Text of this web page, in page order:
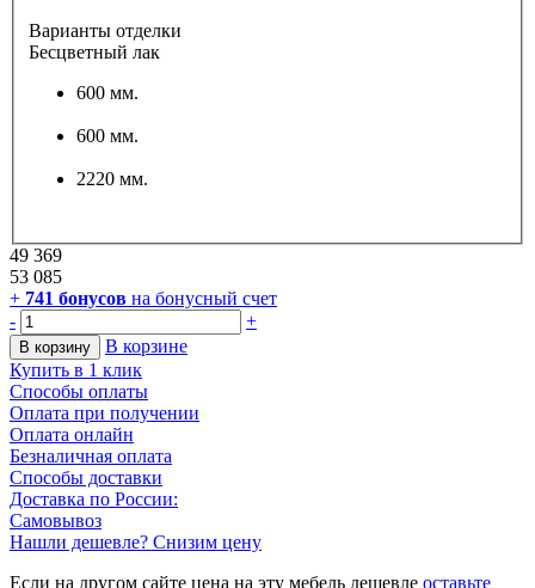
Варианты отделки
Бесцветный лак
600 мм.
600 мм.
2220 мм.
49 369
53 085
+ 741 бонусов на бонусный счет
-
+
В корзину
В корзине
Купить в 1 клик
Способы оплаты
Оплата при получении
Оплата онлайн
Безналичная оплата
Способы доставки
Доставка по России:
Самовывоз
Нашли дешевле? Снизим цену
Если на другом сайте цена на эту мебель дешевле оставьте